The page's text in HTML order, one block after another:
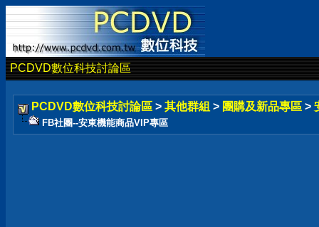
PCDVD數位科技討論區
PCDVD數位科技討論區 > 其他群組 > 團購及新品專區 >
FB社團--安東機能商品VIP專區